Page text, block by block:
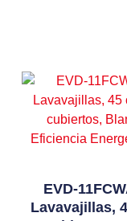
EVD-
Lavavajillas,